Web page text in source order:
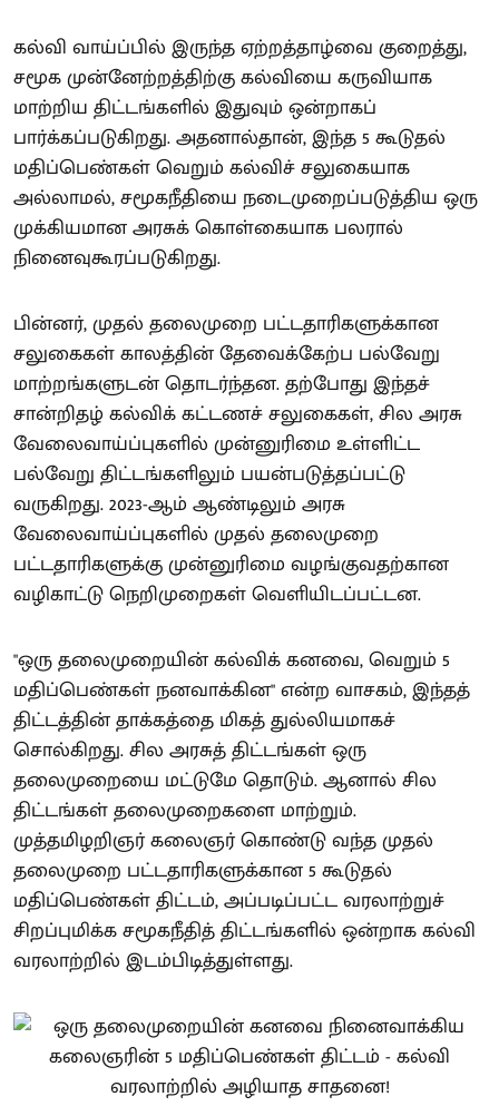
கல்வி வாய்ப்பில் இருந்த ஏற்றத்தாழ்வை குறைத்து,
சமூக முன்னேற்றத்திற்கு கல்வியை கருவியாக
மாற்றிய திட்டங்களில் இதுவும் ஒன்றாகப்
பார்க்கப்படுகிறது. அதனால்தான், இந்த 5 கூடுதல்
மதிப்பெண்கள் வெறும் கல்விச் சலுகையாக
அல்லாமல், சமூகநீதியை நடைமுறைப்படுத்திய ஒரு
முக்கியமான அரசுக் கொள்கையாக பலரால்
நினைவுகூரப்படுகிறது.
பின்னர், முதல் தலைமுறை பட்டதாரிகளுக்கான
சலுகைகள் காலத்தின் தேவைக்கேற்ப பல்வேறு
மாற்றங்களுடன் தொடர்ந்தன. தற்போது இந்தச்
சான்றிதழ் கல்விக் கட்டணச் சலுகைகள், சில அரசு
வேலைவாய்ப்புகளில் முன்னுரிமை உள்ளிட்ட
பல்வேறு திட்டங்களிலும் பயன்படுத்தப்பட்டு
வருகிறது. 2023-ஆம் ஆண்டிலும் அரசு
வேலைவாய்ப்புகளில் முதல் தலைமுறை
பட்டதாரிகளுக்கு முன்னுரிமை வழங்குவதற்கான
வழிகாட்டு நெறிமுறைகள் வெளியிடப்பட்டன.
"ஒரு தலைமுறையின் கல்விக் கனவை, வெறும் 5
மதிப்பெண்கள் நனவாக்கின" என்ற வாசகம், இந்தத்
திட்டத்தின் தாக்கத்தை மிகத் துல்லியமாகச்
சொல்கிறது. சில அரசுத் திட்டங்கள் ஒரு
தலைமுறையை மட்டுமே தொடும். ஆனால் சில
திட்டங்கள் தலைமுறைகளை மாற்றும்.
முத்தமிழறிஞர் கலைஞர் கொண்டு வந்த முதல்
தலைமுறை பட்டதாரிகளுக்கான 5 கூடுதல்
மதிப்பெண்கள் திட்டம், அப்படிப்பட்ட வரலாற்றுச்
சிறப்புமிக்க சமூகநீதித் திட்டங்களில் ஒன்றாக கல்வி
வரலாற்றில் இடம்பிடித்துள்ளது.